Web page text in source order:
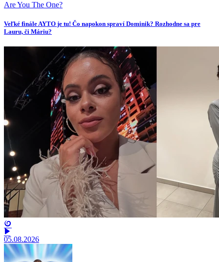
Are You The One?
Veľké finále AYTO je tu! Čo napokon spraví Dominik? Rozhodne sa pre
Lauru, či Máriu?
05.08.2026